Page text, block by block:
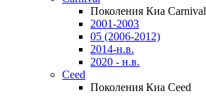
Поколения Киа Carnival
2001-2003
05 (2006-2012)
2014-н.в.
2020 - н.в.
Ceed
Поколения Киа Ceed